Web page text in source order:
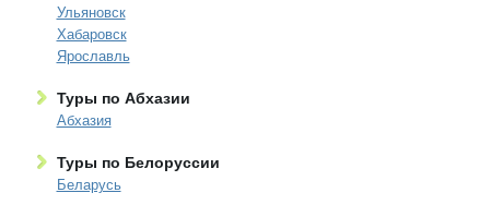
Ульяновск
Хабаровск
Ярославль
Туры по Абхазии
Абхазия
Туры по Белоруссии
Беларусь